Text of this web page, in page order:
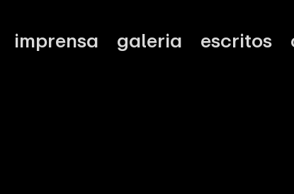
imprensa galeria escritos